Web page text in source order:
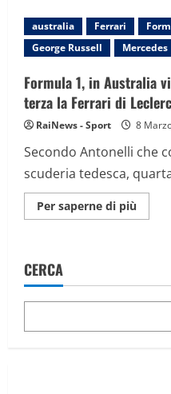
prove
libere:
finisce
fuori
pista
australia Ferrari
George Russell
Mercedes
Formula 1, in Australia
terza la Ferrari di Leclerc
RaiNews - Sport 8
Secondo Antonelli che
scuderia tedesca,
Per saperne di più
vince
CERCA